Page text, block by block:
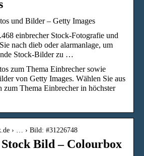
und Bilder – Getty Images
einbrecher Stock-Fotografie und
nach dieb oder alarmanlage, um
Stock-Bilder zu …
zum Thema Einbrecher sowie
von Getty Images. Wählen Sie aus
zum Thema Einbrecher in höchster
› … › Bild: #31226748
Bild – Colourbox